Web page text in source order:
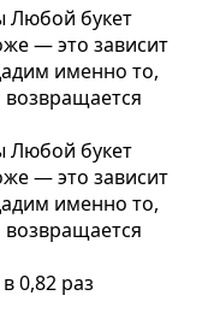
Любой букет
— это зависит
именно то,
возвращается
Любой букет
— это зависит
именно то,
возвращается
0,82 раз